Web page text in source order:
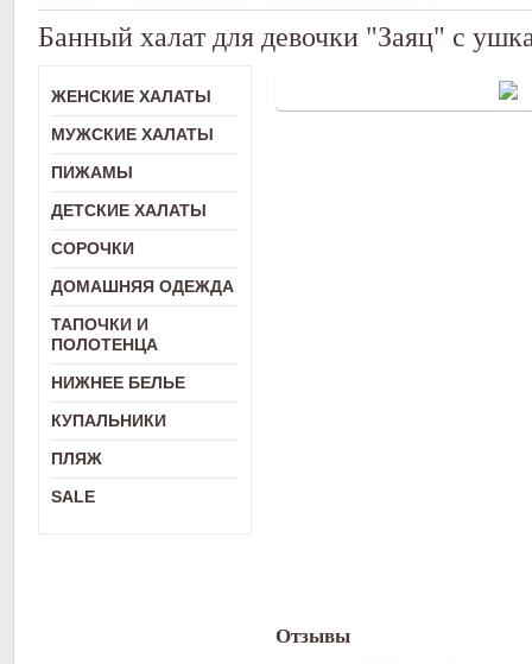
Банный халат для девочки "Заяц" с
ЖЕНСКИЕ ХАЛАТЫ
МУЖСКИЕ ХАЛАТЫ
ПИЖАМЫ
ДЕТСКИЕ ХАЛАТЫ
СОРОЧКИ
ДОМАШНЯЯ ОДЕЖДА
ТАПОЧКИ И
ПОЛОТЕНЦА
НИЖНЕЕ БЕЛЬЕ
КУПАЛЬНИКИ
ПЛЯЖ
SALE
Отзывы